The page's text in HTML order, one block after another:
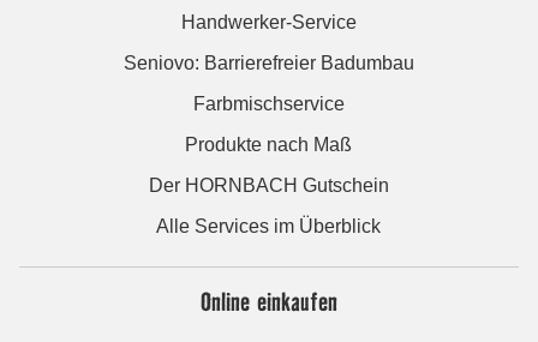
Handwerker-Service
Seniovo: Barrierefreier Badumbau
Farbmischservice
Produkte nach Maß
Der HORNBACH Gutschein
Alle Services im Überblick
Online einkaufen